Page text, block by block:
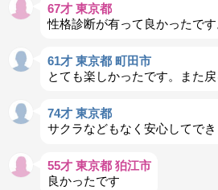
67才 東京都
性格診断が有って良かったです
61才 東京都 町田市
とても楽しかったです。また戻
74才 東京都
サクラなどもなく安心してでき
55才 東京都 狛江市
良かったです